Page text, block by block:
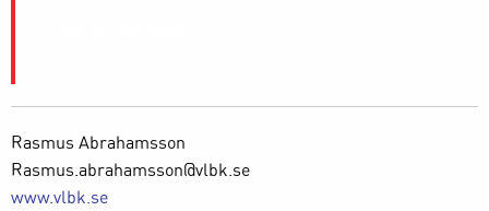
Rasmus Abrahamsson
Rasmus.abrahamsson@vlbk.se
www.vlbk.se